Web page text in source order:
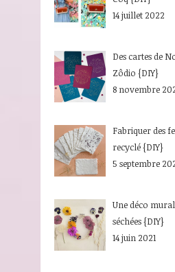
14 juillet 2022
Des cartes de
Zôdio {DIY}
8 novembre
Fabriquer des
recyclé {DIY}
5 septembre
Une déco
séchées {DIY}
14 juin 2021